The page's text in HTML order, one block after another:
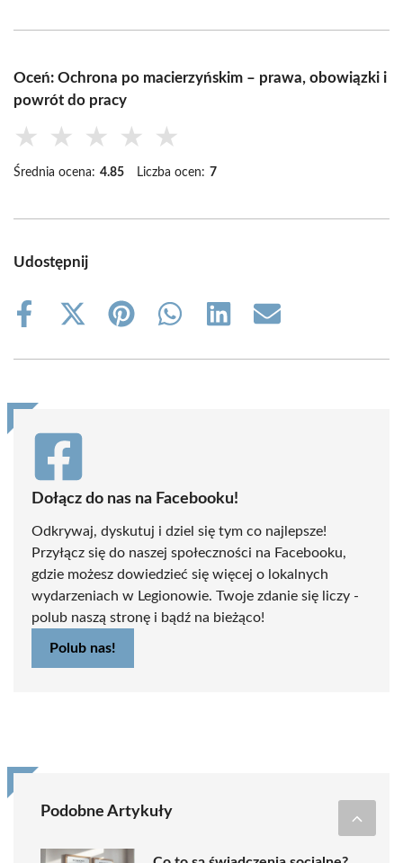
Oceń: Ochrona po macierzyńskim – prawa, obowiązki i
powrót do pracy
★ ★ ★ ★ ★
Średnia ocena: 4.85 Liczba ocen: 7
Udostępnij
Share
Share
(Twitter)
Share
Share
Share
Share
Dołącz do nas na Facebooku!
Odkrywaj, dyskutuj i dziel się tym co najlepsze!
Przyłącz się do naszej społeczności na Facebooku,
gdzie możesz dowiedzieć się więcej o lokalnych
wydarzeniach w Legionowie. Twoje zdanie się liczy -
polub naszą stronę i bądź na bieżąco!
Polub nas!
Podobne Artykuły